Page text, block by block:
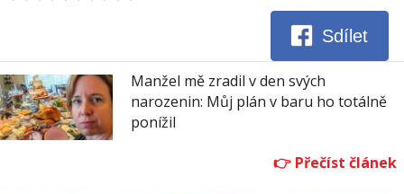
Sdílet
Manžel mě zradil v den svých
narozenin: Můj plán v baru ho totálně
ponížil